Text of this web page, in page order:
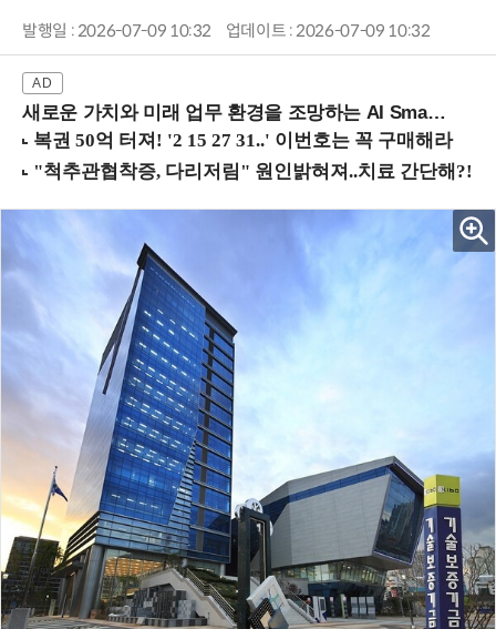
발행일 : 2026-07-09 10:32 업데이트 : 2026-07-09 10:32
새로운 가치와 미래 업무 환경을 조망하는 AI Smart Work Summit 2026 (9/11 코엑스)